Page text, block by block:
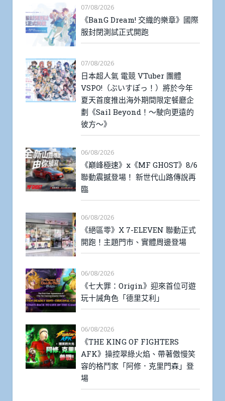
07/08/2026
《BanG Dream! 交織的樂章》國際
服封閉測試正式開跑
07/08/2026
日本超人氣 電競 VTuber 團體
VSPO!（ぶいすぽっ！）將於今年
夏天首度推出海外期間限定餐廳企
劃《Sail Beyond！～駛向更遠的
彼方～》
06/08/2026
《巔峰極速》x《MF GHOST》8/6
聯動震撼登場！ 新世代山路傳說再
臨
06/08/2026
《絕區零》X 7-ELEVEN 聯動正式
開跑！主題門市、實體周邊登場
06/08/2026
《七大罪：Origin》迎來首位可遊
玩十誡角色「德里艾利」
06/08/2026
《THE KING OF FIGHTERS
AFK》操控翠綠火焰、帶著傲慢笑
容的格鬥家「阿修．克里門森」登
場